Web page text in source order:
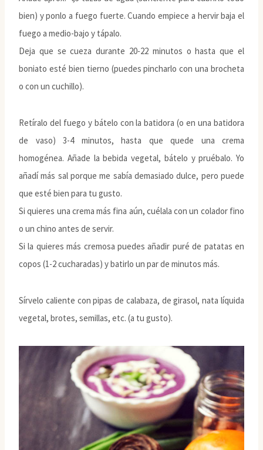
bien) y ponlo a fuego fuerte. Cuando empiece a hervir baja el
fuego a medio-bajo y tápalo.
Deja que se cueza durante 20-22 minutos o hasta que el
boniato esté bien tierno (puedes pincharlo con una brocheta
o con un cuchillo).
Retíralo del fuego y bátelo con la batidora (o en una batidora
de vaso) 3-4 minutos, hasta que quede una crema
homogénea. Añade la bebida vegetal, bátelo y pruébalo. Yo
añadí más sal porque me sabía demasiado dulce, pero puede
que esté bien para tu gusto.
Si quieres una crema más fina aún, cuélala con un colador fino
o un chino antes de servir.
Si la quieres más cremosa puedes añadir puré de patatas en
copos (1-2 cucharadas) y batirlo un par de minutos más.
Sírvelo caliente con pipas de calabaza, de girasol, nata líquida
vegetal, brotes, semillas, etc. (a tu gusto).